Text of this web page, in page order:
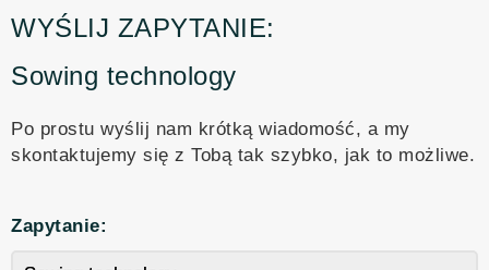
WYŚLIJ ZAPYTANIE:
Sowing technology
Po prostu wyślij nam krótką wiadomość, a my
skontaktujemy się z Tobą tak szybko, jak to możliwe.
Zapytanie: